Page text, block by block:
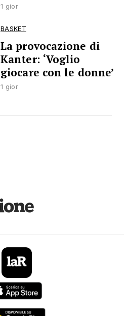
1 gior
BASKET
La provocazione di
Kanter: ‘Voglio
giocare con le donne’
1 gior